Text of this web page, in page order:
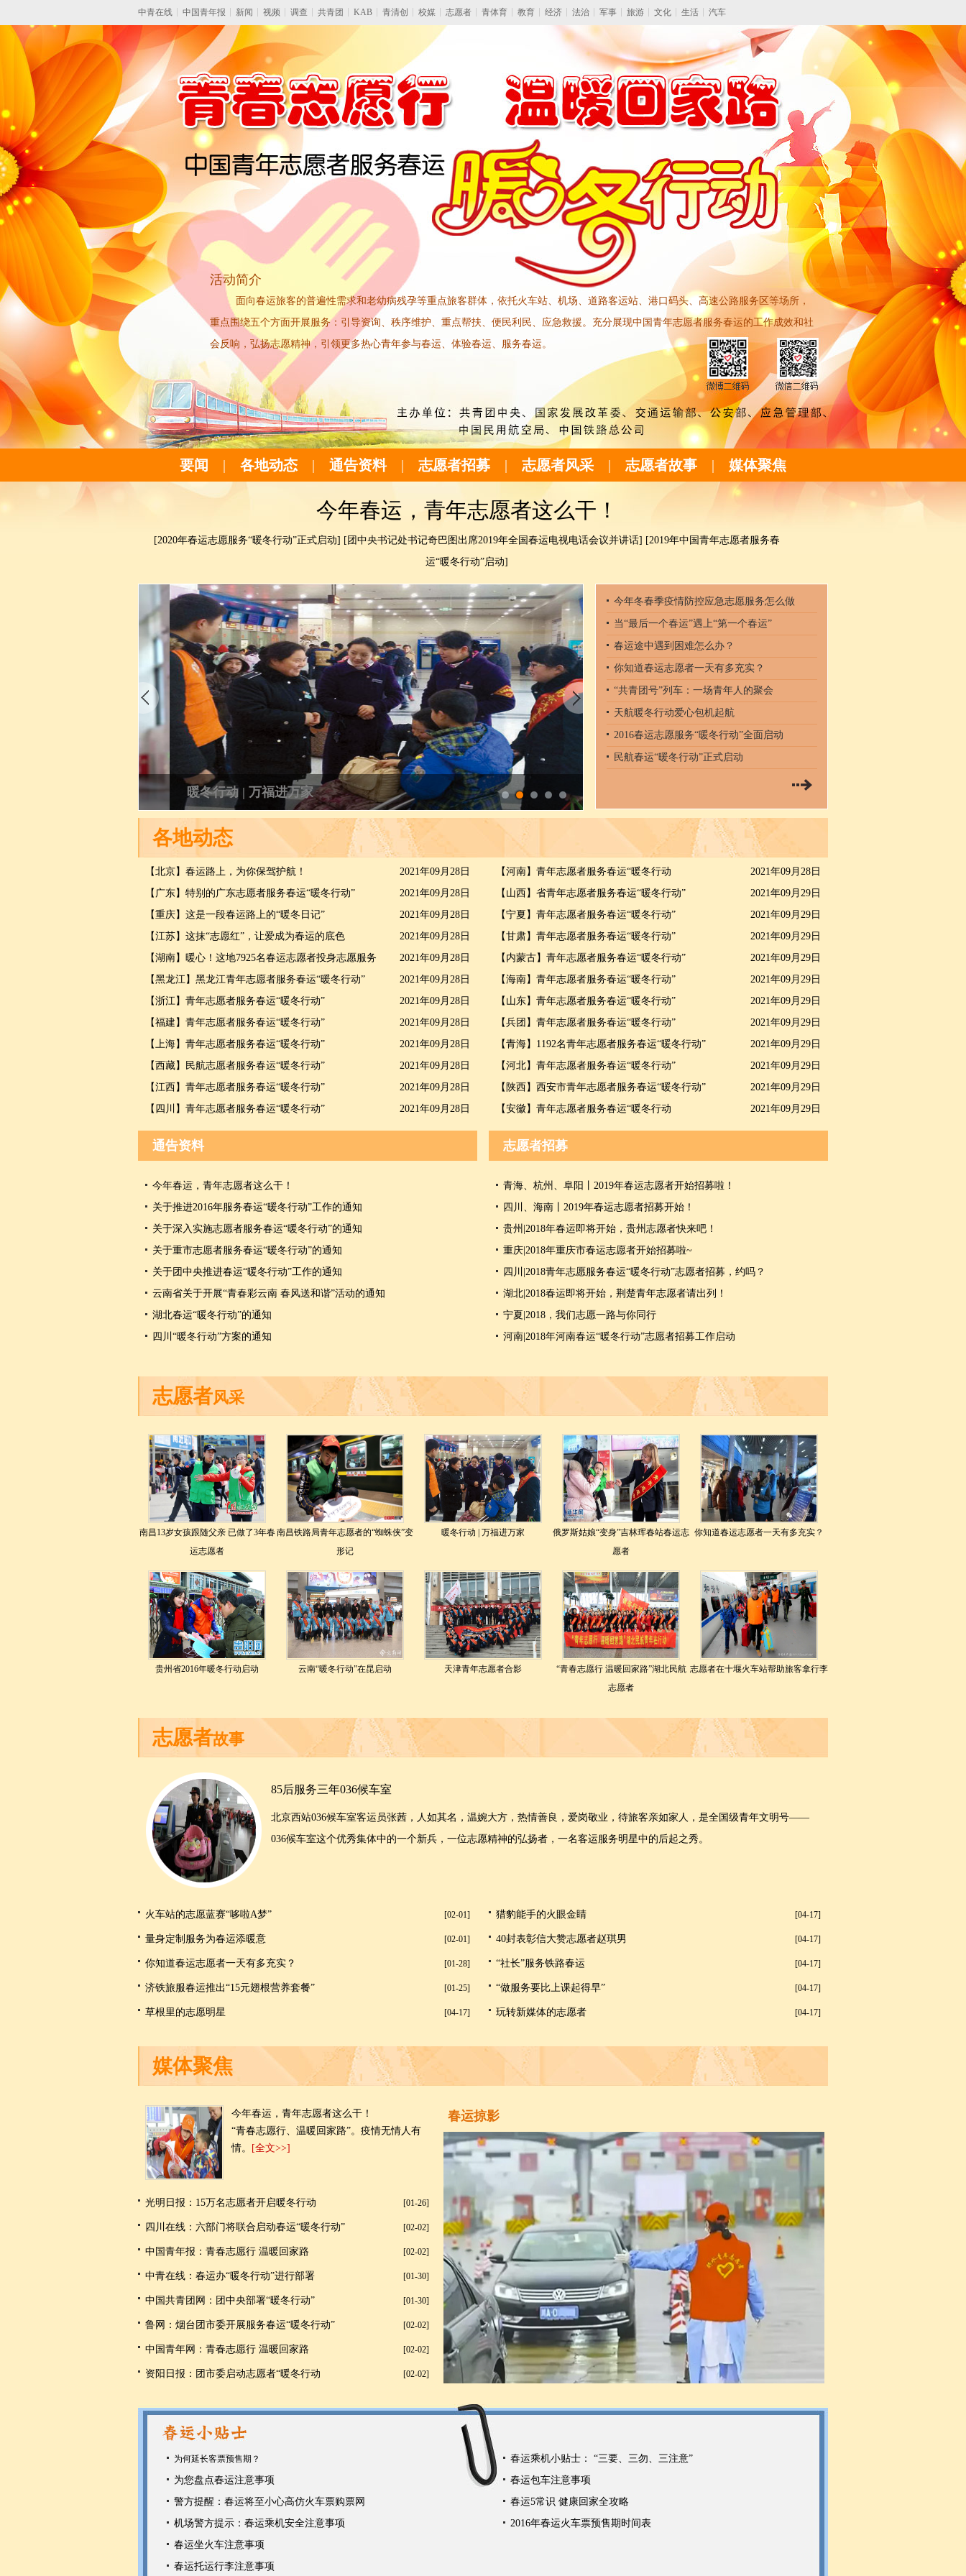
中青在线 中国青年报 新闻 视频 调查 共青团 KAB 青清创 校媒 志愿者 青体育 教育 经济 法治 军事 旅游 文化 生活 汽车
活动简介
面向春运旅客的普遍性需求和老幼病残孕等重点旅客群体，依托火车站、机场、道路客运站、港口码头、高速公路服务区等场所，
重点围绕五个方面开展服务：引导资询、秩序维护、重点帮扶、便民利民、应急救援。 充分展现中国青年志愿者服务春运的工作成效和社
会反响，弘扬志愿精神，引领更多热心青年参与春运、体验春运、服务春运。
要闻 | 各地动态 | 通告资料 | 志愿者招募 | 志愿者风采 | 志愿者故事 | 媒体聚焦
今年春运，青年志愿者这么干！
[2020年春运志愿服务“暖冬行动”正式启动] [团中央书记处书记奇巴图出席2019年全国春运电视电话会议并讲话] [2019年中国青年志愿者服务春
运“暖冬行动”启动]
暖冬行动 | 万福进万家 济铁旅服春运推出“15元翅根营养套餐”
今年冬春季疫情防控应急志愿服务怎么做
当“最后一个春运”遇上“第一个春运”
春运途中遇到困难怎么办？
你知道春运志愿者一天有多充实？
“共青团号”列车：一场青年人的聚会
天航暖冬行动爱心包机起航
2016春运志愿服务“暖冬行动”全面启动
民航春运“暖冬行动”正式启动
各地动态
2021年09月28日
【北京】春运路上，为你保驾护航！
2021年09月28日
【广东】特别的广东志愿者服务春运“暖冬行动”
2021年09月28日
【重庆】这是一段春运路上的“暖冬日记”
2021年09月28日
【江苏】这抹“志愿红”，让爱成为春运的底色
2021年09月28日
【湖南】暖心！这地7925名春运志愿者投身志愿服务
2021年09月28日
【黑龙江】黑龙江青年志愿者服务春运“暖冬行动”
2021年09月28日
【浙江】青年志愿者服务春运“暖冬行动”
2021年09月28日
【福建】青年志愿者服务春运“暖冬行动”
2021年09月28日
【上海】青年志愿者服务春运“暖冬行动”
2021年09月28日
【西藏】民航志愿者服务春运“暖冬行动”
2021年09月28日
【江西】青年志愿者服务春运“暖冬行动”
2021年09月28日
【四川】青年志愿者服务春运“暖冬行动”
通告资料
今年春运，青年志愿者这么干！
关于推进2016年服务春运“暖冬行动”工作的通知
关于深入实施志愿者服务春运“暖冬行动”的通知
关于重市志愿者服务春运“暖冬行动”的通知
关于团中央推进春运“暖冬行动”工作的通知
云南省关于开展“青春彩云南 春风送和谐”活动的通知
湖北春运“暖冬行动”的通知
四川“暖冬行动”方案的通知
2021年09月28日
【河南】青年志愿者服务春运“暖冬行动
2021年09月29日
【山西】省青年志愿者服务春运“暖冬行动”
2021年09月29日
【宁夏】青年志愿者服务春运“暖冬行动”
2021年09月29日
【甘肃】青年志愿者服务春运“暖冬行动”
2021年09月29日
【内蒙古】青年志愿者服务春运“暖冬行动”
2021年09月29日
【海南】青年志愿者服务春运“暖冬行动”
2021年09月29日
【山东】青年志愿者服务春运“暖冬行动”
2021年09月29日
【兵团】青年志愿者服务春运“暖冬行动”
2021年09月29日
【青海】1192名青年志愿者服务春运“暖冬行动”
2021年09月29日
【河北】青年志愿者服务春运“暖冬行动”
2021年09月29日
【陕西】西安市青年志愿者服务春运“暖冬行动”
2021年09月29日
【安徽】青年志愿者服务春运“暖冬行动
志愿者招募
青海、杭州、阜阳丨2019年春运志愿者开始招募啦！
四川、海南丨2019年春运志愿者招募开始！
贵州|2018年春运即将开始，贵州志愿者快来吧！
重庆|2018年重庆市春运志愿者开始招募啦~
四川|2018青年志愿服务春运“暖冬行动”志愿者招募，约吗？
湖北|2018春运即将开始，荆楚青年志愿者请出列！
宁夏|2018，我们志愿一路与你同行
河南|2018年河南春运“暖冬行动”志愿者招募工作启动
志愿者风采
南昌13岁女孩跟随父亲 已做了3年春
运志愿者
南昌铁路局青年志愿者的“蜘蛛侠”变
形记
暖冬行动 | 万福进万家
俄罗斯姑娘“变身”吉林珲春站春运志
愿者
你知道春运志愿者一天有多充实？
贵州省2016年暖冬行动启动 云南“暖冬行动”在昆启动 天津青年志愿者合影
“青春志愿行 温暖回家路”湖北民航
志愿者
志愿者在十堰火车站帮助旅客拿行李
志愿者故事
85后服务三年036候车室
北京西站036候车室客运员张茜，人如其名，温婉大方，热情善良，爱岗敬业，待旅客亲如家人，是全国级青年文明号——
036候车室这个优秀集体中的一个新兵，一位志愿精神的弘扬者，一名客运服务明星中的后起之秀。
[02-01]
火车站的志愿蓝赛“哆啦A梦”
[02-01]
量身定制服务为春运添暖意
[01-28]
你知道春运志愿者一天有多充实？
[01-25]
济铁旅服春运推出“15元翅根营养套餐”
[04-17]
草根里的志愿明星
[04-17]
猎豹能手的火眼金睛
[04-17]
40封表彰信大赞志愿者赵琪男
[04-17]
“社长”服务铁路春运
[04-17]
“做服务要比上课起得早”
[04-17]
玩转新媒体的志愿者
媒体聚焦
今年春运，青年志愿者这么干！
“青春志愿行、温暖回家路”。疫情无情人有
情。
[全文>>]
[01-26]
光明日报：15万名志愿者开启暖冬行动
[02-02]
四川在线：六部门将联合启动春运“暖冬行动”
[02-02]
中国青年报：青春志愿行 温暖回家路
[01-30]
中青在线：春运办“暖冬行动”进行部署
[01-30]
中国共青团网：团中央部署“暖冬行动”
[02-02]
鲁网：烟台团市委开展服务春运“暖冬行动”
[02-02]
中国青年网：青春志愿行 温暖回家路
[02-02]
资阳日报：团市委启动志愿者“暖冬行动
春运掠影
为何延长客票预售期？
为您盘点春运注意事项
警方提醒：春运将至小心高仿火车票购票网
机场警方提示：春运乘机安全注意事项
春运坐火车注意事项
春运托运行李注意事项
春运乘机小贴士： “三要、三勿、三注意”
春运包车注意事项
春运5常识 健康回家全攻略
2016年春运火车票预售期时间表